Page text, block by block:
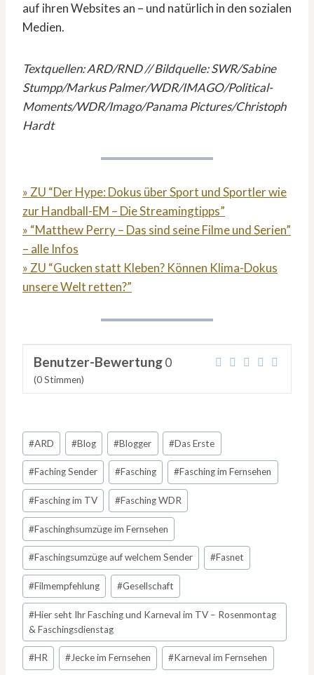
auf ihren Websites an – und natürlich in den sozialen
Medien.
Textquellen: ARD/RND // Bildquelle: SWR/Sabine
Stumpp/Markus Palmer/WDR/IMAGO/Political-
Moments/WDR/Imago/Panama Pictures/Christoph
Hardt
» ZU “Der Hype: Dokus über Sport und Sportler wie
zur Handball-EM – Die Streamingtipps”
» “Matthew Perry – Das sind seine Filme und Serien”
– alle Infos
» ZU “Gucken statt Kleben? Können Klima-Dokus
unsere Welt retten?”
Benutzer-Bewertung0
(0Stimmen)
Schlagworte:
#ARD #Blog #Blogger #Das Erste
#Faching Sender #Fasching #Fasching im Fernsehen
#Fasching im TV #Fasching WDR
#Faschinghsumzüge im Fernsehen
#Faschingsumzüge auf welchem Sender #Fasnet
#Filmempfehlung #Gesellschaft
#Hier seht Ihr Fasching und Karneval im TV – Rosenmontag
& Faschingsdienstag
#HR #Jecke im Fernsehen #Karneval im Fernsehen